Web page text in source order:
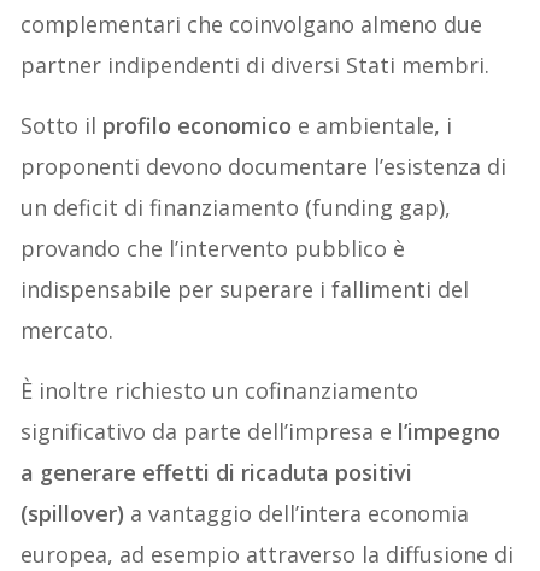
complementari che coinvolgano almeno due
partner indipendenti di diversi Stati membri.
Sotto il profilo economico e ambientale, i
proponenti devono documentare l’esistenza di
un deficit di finanziamento (funding gap),
provando che l’intervento pubblico è
indispensabile per superare i fallimenti del
mercato.
È inoltre richiesto un cofinanziamento
significativo da parte dell’impresa e l’impegno
a generare effetti di ricaduta positivi
(spillover) a vantaggio dell’intera economia
europea, ad esempio attraverso la diffusione di